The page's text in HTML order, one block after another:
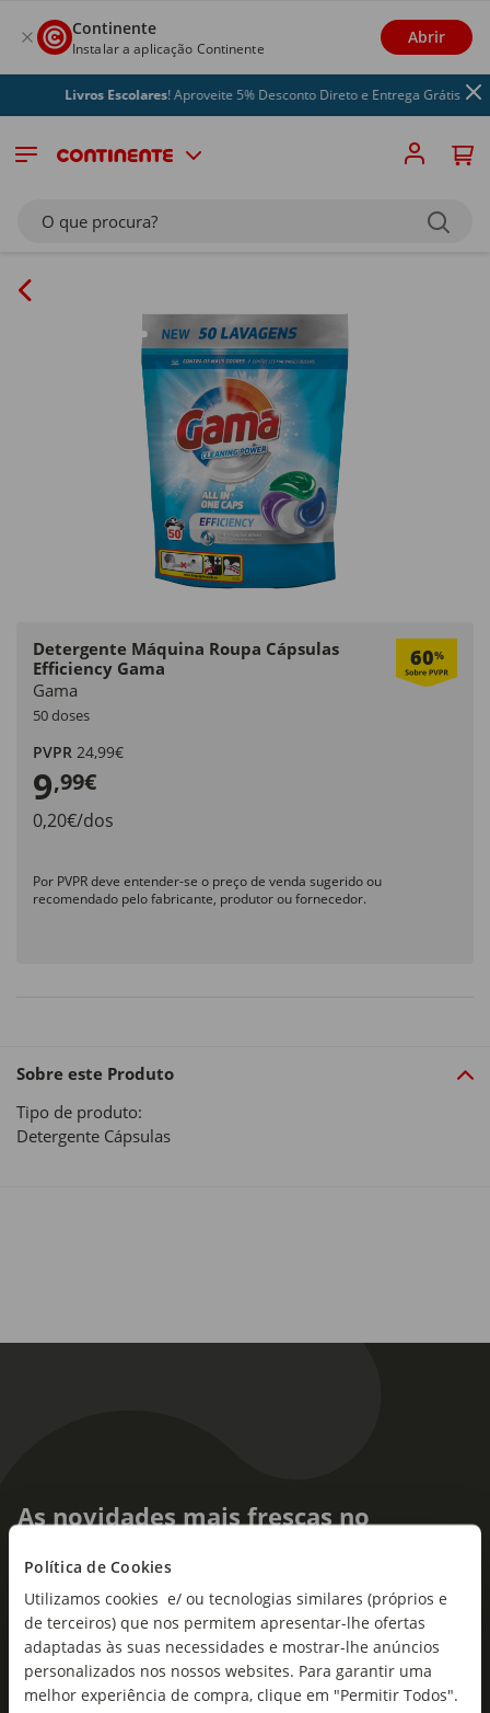
Política de Cookies
Utilizamos cookies e/ ou tecnologias similares (próprios e
de terceiros) que nos permitem apresentar-lhe ofertas
adaptadas às suas necessidades e mostrar-lhe anúncios
personalizados nos nossos websites. Para garantir uma
melhor experiência de compra, clique em "Permitir Todos".
Continente
Instalar a aplicação Continente
Abrir
Livros Escolares! Aproveite 5% Desconto Direto e Entrega Grátis
O que procura?
Detergente Máquina Roupa Cápsulas
Efficiency Gama
60%
Gama
50 doses
PVPR 24,99€
9,99€
0,20€/dos
Por PVPR deve entender-se o preço de venda sugerido ou
recomendado pelo fabricante, produtor ou fornecedor.
Sobre este Produto
Tipo de produto:
Detergente Cápsulas
As novidades mais frescas no
Subscreva e descubra campanhas exclusivas,
ofertas e novidades para si.
Insira o seu e-
mail
Subscrever